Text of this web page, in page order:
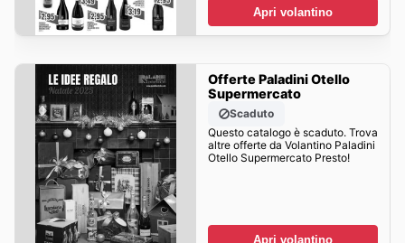
Apri volantino
Offerte Paladini Otello
Supermercato
Scaduto
Questo catalogo è scaduto. Trova
altre offerte da Volantino Paladini
Otello Supermercato Presto!
Apri volantino